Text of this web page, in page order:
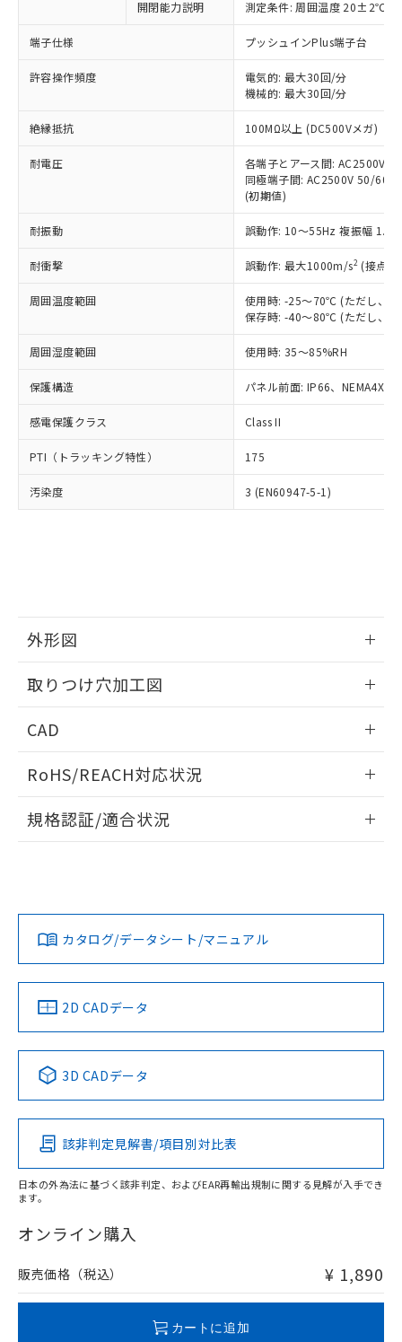
開閉能力説明 測定条件: 周囲温度 20±2℃、
端子仕様 プッシュインPlus端子台
許容操作頻度
電気的: 最大30回/分
機械的: 最大30回/分
絶縁抵抗 100MΩ以上 (DC500Vメガ)
耐電圧
各端子とアース間: AC2500V
同極端子間: AC2500V 50/
(初期値)
耐振動 誤動作: 10～55Hz 複振幅
耐衝撃 誤動作: 最大1000m/s2 (接点
周囲温度範囲
使用時: -25～70℃ (ただし、氷
保存時: -40～80℃ (ただし、氷
周囲湿度範囲 使用時: 35～85%RH
保護構造 パネル前面: IP66、NEMA4X,
感電保護クラス Class II
PTI（トラッキング特性） 175
汚染度 3 (EN60947-5-1)
外形図
取りつけ穴加工図
CAD
ドすることができます。
ログイン/会員登録
ダウンロードデータをご利用いただく前に、以下を必ずお読
みください。
ソフトウェアの使用条件
RoHS/REACH対応状況
EU RoHS 注意事項・凡例
対応済み
中国 RoHS 注意事項・凡例
Pb Hg Cd Cr(VI)
O
在庫等で未対応品が混在する可能性があります。
問い合わせください。
規格認証/適合状況
カタログ/データシート/マニュアル
2D CADデータ
3D CADデータ
該非判定見解書/項目別対比表
日本の外為法に基づく該非判定、およびEAR再輸出規制に関する見解が入手でき
ます。
オンライン購入
販売価格（税込） ¥ 1,890
カートに追加
以下の条件をお読みいただき、同意のうえ
ご利用ください。
本サービスは、当社制御機器事業取扱
商品の当社在庫状況および標準価格
(税抜)を提供させていただくもので
当社制御機器事業取扱商品の中には、
本サービスの対象外となる商品もある
ことをご了承ください。
在庫状況および標準価格照会結果は、
記載している更新日時点での社内デー
タに基づき作成されるものであり、閲
覧された時点での実際の在庫および標
準価格とは異なる場合があることをご
正式な納期状況および標準価格はお客
様のお取引先、またはお客様担当のオ
ムロン制御機器販売店・当社販売員に
オムロン制御機器販売店や当社販売拠
点は「
販売ネットワーク
」をご確認
在庫状況および標準価格結果を当社の
事前の承諾なく第三者に漏洩または開
示しないようお願いします。
マイパーツ機能（部品リスト作成サー
および当社の共同利用者が、当社の製
引・商談に必要な範囲で利用すること
をご了承ください。
※当社の共同利用者とは、
指します。
対応予定なし：EU RoHS指令（10物質）の
非含有に非対応の商品で、対応品を出す予
定はありません。
非含有の対応状況を調査中または確認中の
非該当品：ライセンス料など無形物で、有
害物質有無と関係のない商品です。
仕入先様の事情により、非含有部品として
いたものが、含有品と判明した場合などや
むを得ず変更することがあります。
鉛(Pb) 1000ppm以下、 水銀(Hg) 1000ppm以下、 カド
(PBDE) 1000ppm以下、フタル酸ビス(2-エチルヘキシ
ル) (DEHP)(別名：DOP) 1000ppm以下、フタル酸ブチ
ルベンジル（BBP） 1000ppm以下、フタル酸ジブチル
（DBP） 1000ppm以下、フタル酸ジイソブチル
(DIBP) 1000ppm以下
但し、RoHS指令で産業用監視および制御機器に対する
適用除外項目は除く。
※2 対応予定月
部品在庫の切り替え状況などにより、予定
下記の非含有証明書をダウンロードするこ
とができます。
EU RoHS指令（10物質）の非含有証明書
51物質の非含有証明書（当社基準）
るもので、過去に遡って非含有を証明する
ものではありません。
また、RoHS指令のフタル酸エステル類４
荷製品に未対応品が混在することから備考
欄に対応日を記載しておりました。
す。
※1 中国RoHS○×表
「○」：最大均質材料含有率が中国RoHSの
基準値以下であることを示します。
「×」：最大均質材料含有率が中国RoHSの
基準値を超えていることを示します。
「－」：未確認です。当社販売部門へお問
*中国RoHS10物質の基準値 (GB/T26572)：
Pb(鉛) :1000ppm、 Hg(水銀) : 1000ppm、 Cd(カドミウ
Cr(Ⅵ)(六価クロム) : 1000ppm、 PBBs(ポリ臭化ビフェ
ニル類) : 1000ppm、 PBDEs(ポリ臭化ジフェニルエーテ
DBP(フタル酸ジブチル) : 1000ppm、 DIBP(フタル酸ジ
イソブチル) : 1000ppm、 BBP(フタル酸ブチルベンジ
ル) : 1000ppm、
DEHP(フタル酸ビス(2-エチルヘキシル)) : 1000ppm
※2 環境保護使用期限
「ｅ」：有害物質（10物質）のすべてが基
「10」：通常の使用状況下において有害物
当社は、これら貴社製品のうち、外国
為替および外国貿易法に定める商品
（以下｢規制貨物等」という）を輸出
または国外への提供する場合は、日本
国政府の輸出許可(または役務取引許
当社は規制貨物を破棄する場合は、完
全に破砕するなど、違法に輸出されな
いよう必要な手段を講じます。
当社は貴社製品を、核兵器、ミサイ
ル、化学兵器、生物兵器またはその他
武器並びにこれらの製造装置等に一切
使用いたしません。
当社は、貴社製品を第三者に販売する
場合は、上記1、2および3の内容を当
該第三者に通知します。また当社は、
販売先および販売に係わる関係者が違
○ 一定数以上の在庫あり
△ 一定数には満たないが在庫あり
在庫なし(最新の在庫状況につ
たはお客様担当のオムロン制御
機器販売店・当社販売員にご確
空
受注生産機種、また在庫状況の